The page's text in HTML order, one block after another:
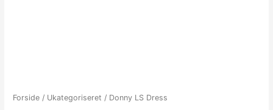
Forside / Ukategoriseret / Donny LS Dress